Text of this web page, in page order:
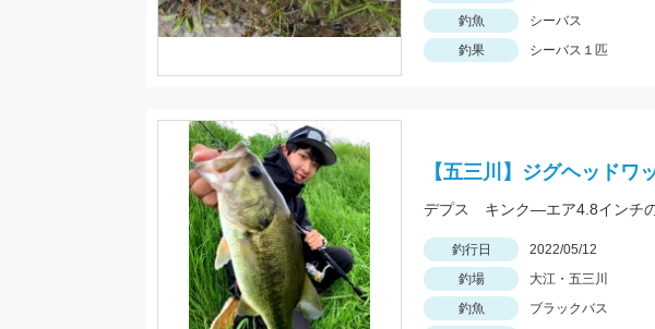
釣魚
シーバス
釣果
シーバス１匹
【五三川】ジグヘッドワ
デプス キンク―エア4.8インチ
釣行日 2022/05/12
釣場
大江・五三川
釣魚
ブラックバス